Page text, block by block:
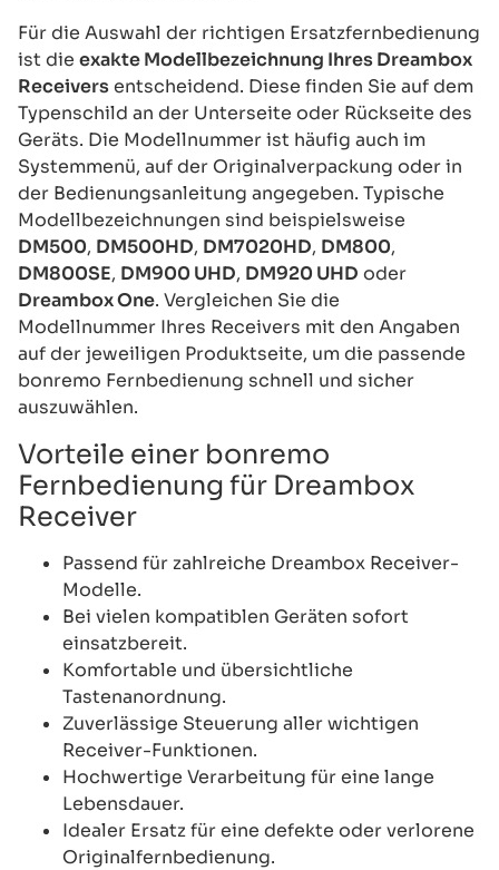
Für die Auswahl der richtigen Ersatzfernbedienung
ist die exakte Modellbezeichnung Ihres Dreambox
Receiversentscheidend. Diese finden Sie auf dem
Typenschild an der Unterseite oder Rückseite des
Geräts. Die Modellnummer ist häufig auch im
Systemmenü, auf der Originalverpackung oder in
der Bedienungsanleitung angegeben. Typische
Modellbezeichnungen sind beispielsweise
DM500, DM500HD, DM7020HD, DM800,
DM800SE, DM900 UHD, DM920 UHD oder
Dreambox One. Vergleichen Sie die
Modellnummer Ihres Receivers mit den Angaben
auf der jeweiligen Produktseite, um die passende
bonremo Fernbedienung schnell und sicher
auszuwählen.
Vorteile einer bonremo
Fernbedienung für Dreambox
Receiver
Passend für zahlreiche Dreambox Receiver-
Modelle.
Bei vielen kompatiblen Geräten sofort
einsatzbereit.
Komfortable und übersichtliche
Tastenanordnung.
Zuverlässige Steuerung aller wichtigen
Receiver-Funktionen.
Hochwertige Verarbeitung für eine lange
Lebensdauer.
Idealer Ersatz für eine defekte oder verlorene
Originalfernbedienung.